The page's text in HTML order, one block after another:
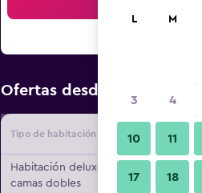
Ofertas desde Oferta
Tipo de habitación
Habitación deluxe, 2
camas dobles
L M
3 4
10 11
17 18